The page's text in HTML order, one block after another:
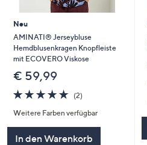
Neu
AMINATI® Jerseybluse
Hemdblusenkragen Knopfleiste
mit ECOVERO Viskose
€ 59,99
5.0
von
5
(2)
Weitere Farben verfügbar
In den Warenkorb